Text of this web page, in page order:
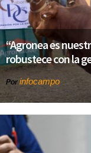
“Agronea es
robustece con la
Por infocampo